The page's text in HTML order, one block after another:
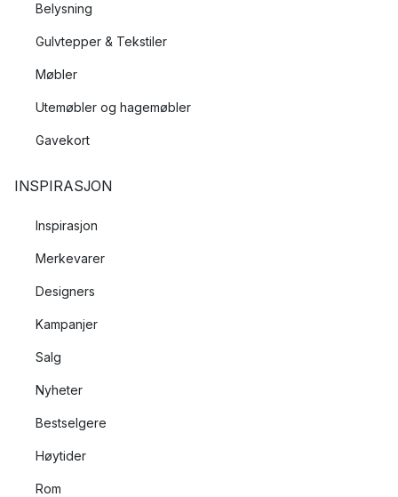
Belysning
Gulvtepper & Tekstiler
Møbler
Utemøbler og hagemøbler
Gavekort
INSPIRASJON
Inspirasjon
Merkevarer
Designers
Kampanjer
Salg
Nyheter
Bestselgere
Høytider
Rom